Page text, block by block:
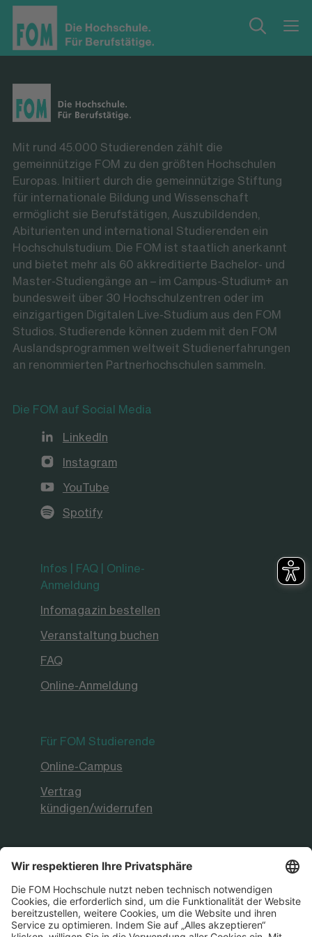
Mit rund 45.000 Studierenden zählt die
gemeinnützige FOM zu den größten Hochschulen
Europas. Initiiert durch die gemeinnützige Stiftung
für internationale Bildung und Wissenschaft
ermöglicht sie Berufstätigen, Auszubildenden,
Abiturienten und international Studierenden ein
Hochschulstudium. Die FOM ist staatlich anerkannt
und bietet mehr als 60 akkreditierte Bachelor- und
Master-Studiengänge an – im Campus-Studium+ an
bundesweit über 30 Hochschulzentren oder im
einzigartigen Digitalen Live-Studium aus den FOM
Studios. Studierende können zudem mit den FOM
Auslandsprogrammen weltweit Studienerfahrungen
an renommierten Partnerhochschulen sammeln.
Die FOM auf Social Media
LinkedIn
Instagram
YouTube
Spotify
Infos | FAQ | Online-
Anmeldung
Infomagazin bestellen
Veranstaltung buchen
FAQ
Online-Anmeldung
Für FOM Studierende
Online-Campus
Vertrag
kündigen/widerrufen
FOM Hochschule
Aktuelles & Presse
FOM International